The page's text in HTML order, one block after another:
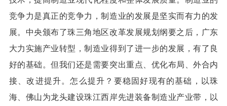
竞争力是真正的竞争力，制造业的发展是坚实而有力的发
展。中央颁布了珠三角地区改革发展规划纲要之后，广东
大力实施产业转型，制造业得到了进一步的发展，有了良
好的基础。但我们还是需要突出重点、优化布局、外合内
接、改进提升。怎么提升？要稳固好现有的基础，以珠
海、佛山为龙头建设珠江西岸先进装备制造业产业带，以